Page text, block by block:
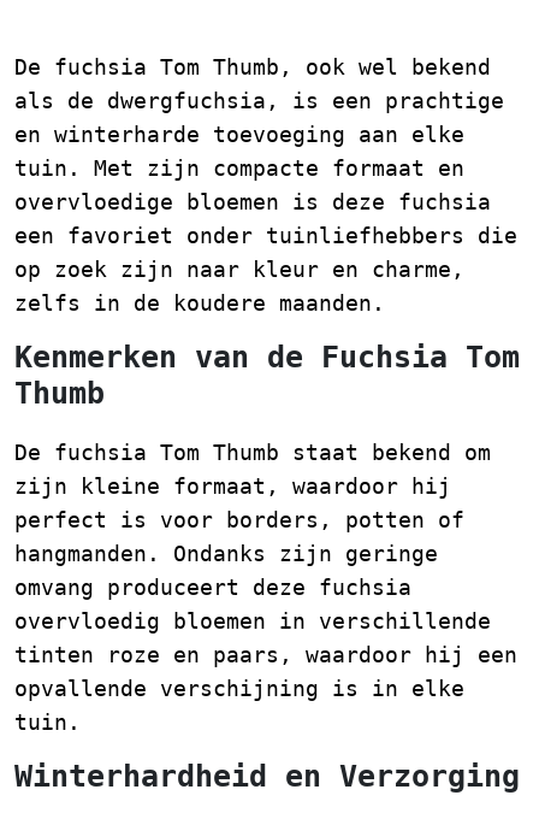
De fuchsia Tom Thumb, ook wel bekend
als de dwergfuchsia, is een prachtige
en winterharde toevoeging aan elke
tuin. Met zijn compacte formaat en
overvloedige bloemen is deze fuchsia
een favoriet onder tuinliefhebbers die
op zoek zijn naar kleur en charme,
zelfs in de koudere maanden.
Kenmerken van de Fuchsia Tom
Thumb
De fuchsia Tom Thumb staat bekend om
zijn kleine formaat, waardoor hij
perfect is voor borders, potten of
hangmanden. Ondanks zijn geringe
omvang produceert deze fuchsia
overvloedig bloemen in verschillende
tinten roze en paars, waardoor hij een
opvallende verschijning is in elke
tuin.
Winterhardheid en Verzorging